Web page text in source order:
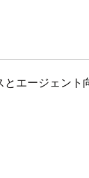
エージェント